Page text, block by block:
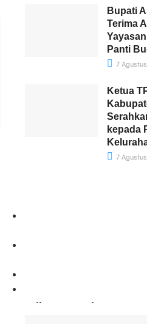
Bupati
Terima
Panti
7
Ketua
kepada
7
Paling Banyak Komentar